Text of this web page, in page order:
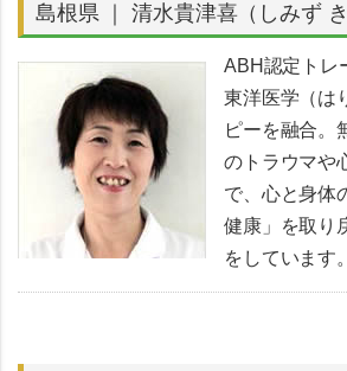
島根県 ｜ 清水貴津喜（しみず き
ABH認定トレ
東洋医学（は
ピーを融合。
のトラウマや
で、心と身体
健康」を取り
をしています。